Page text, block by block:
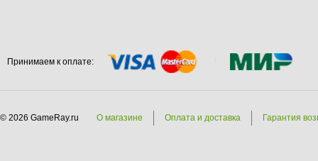
Принимаем к оплате:
© 2026 GameRay.ru О магазине Оплата и доставка Гарантия